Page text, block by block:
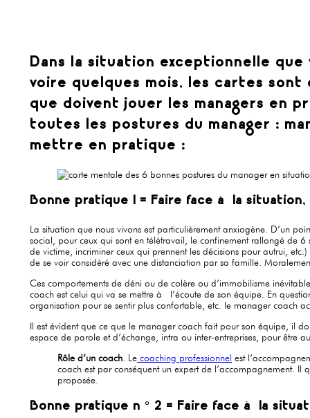
Dans la situation exceptionnelle
voire quelques mois, les cartes
que doivent jouer les managers en
toutes les postures du manager :
mettre en pratique :
Bonne pratique 1 = Faire face à la situation,
La situation que nous vivons est particulièrement anxiogène. D’un
social, pour ceux qui sont en télétravail, le confinement rallongé de 6
de victime, incriminer ceux qui prennent les décisions pour autrui,
de se voir considéré avec une distanciation par sa famille.
Ces comportements de déni ou de colère ou d’immobilisme
coach est celui qui va se mettre à l’écoute de son équipe. En
organisation pour se sentir plus confortable, etc. le manager coach
Il est évident que ce que le manager coach fait pour son équipe, il
espace de parole et d’échange, intra ou inter-entreprises, pour être
Rôle d’un coach . Le coaching professionnel est
coach est par conséquent un expert de l’accompagnement.
proposée.
Bonne pratique n ° 2 = Faire face à la